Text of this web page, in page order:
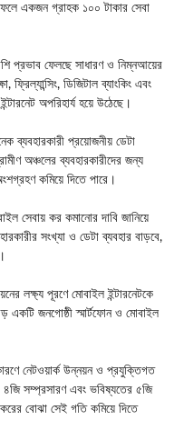
একজন গ্রাহক ১০০ টাকার সেবা
প্রভাব ফেলছে সাধারণ ও নিম্নআয়ের
ফ্রিল্যান্সিং, ডিজিটাল ব্যাংকিং এবং
অপরিহার্য হয়ে উঠেছে।
ব্যবহারকারী প্রয়োজনীয় ডেটা
অঞ্চলের ব্যবহারকারীদের জন্য
কমিয়ে দিতে পারে।
সেবায় কর কমানোর দাবি জানিয়ে
সংখ্যা ও ডেটা ব্যবহার বাড়বে,
লক্ষ্য পূরণে মোবাইল ইন্টারনেটকে
একটি জনগোষ্ঠী স্মার্টফোন ও মোবাইল
নেটওয়ার্ক উন্নয়ন ও প্রযুক্তিগত
৪জি সম্প্রসারণ এবং ভবিষ্যতের ৫জি
বোঝা সেই গতি কমিয়ে দিতে